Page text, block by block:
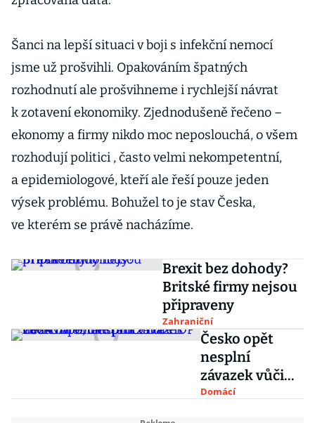
Šanci na lepší situaci v boji s infekční nemocí
jsme už prošvihli. Opakováním špatných
rozhodnutí ale prošvihneme i rychlejší návrat
k zotavení ekonomiky. Zjednodušeně řečeno –
ekonomy a firmy nikdo moc neposlouchá, o všem
rozhodují politici , často velmi nekompetentní,
a epidemiologové, kteří ale řeší pouze jeden
výsek problému. Bohužel to je stav Česka,
ve kterém se právě nacházíme.
Brexit bez dohody?
Britské firmy nejsou
připraveny
Zahraniční
Česko opět
nesplní
závazek vůči
NATO, dvě
Domácí